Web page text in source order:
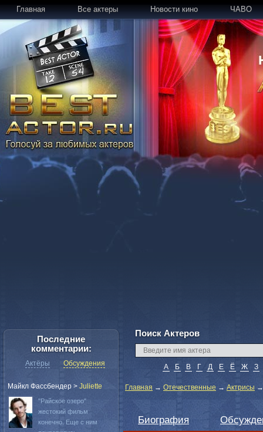
Главная Все актеры Новости кино ЧАВО
Поиск Актеров
А Б В Г Д Е Ё Ж З
Главная → Отечественные → Актрисы
Биография
Последние
комментарии:
Актёры Обсуждения
Майкл Фассбендер > Juliette
"Райское озеро"
жестокий фильм
конечно. Еще с ним